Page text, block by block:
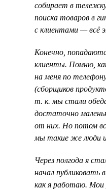
собирает в
поиска товаров в
с клиентами — всё
Конечно,
клиенты. Помню,
на меня по
(сборщиков
т. к. мы стали
достаточно
от них. Но потом
мы такие же люди
Через полгода я
начал публиковать
как я работаю. Мои